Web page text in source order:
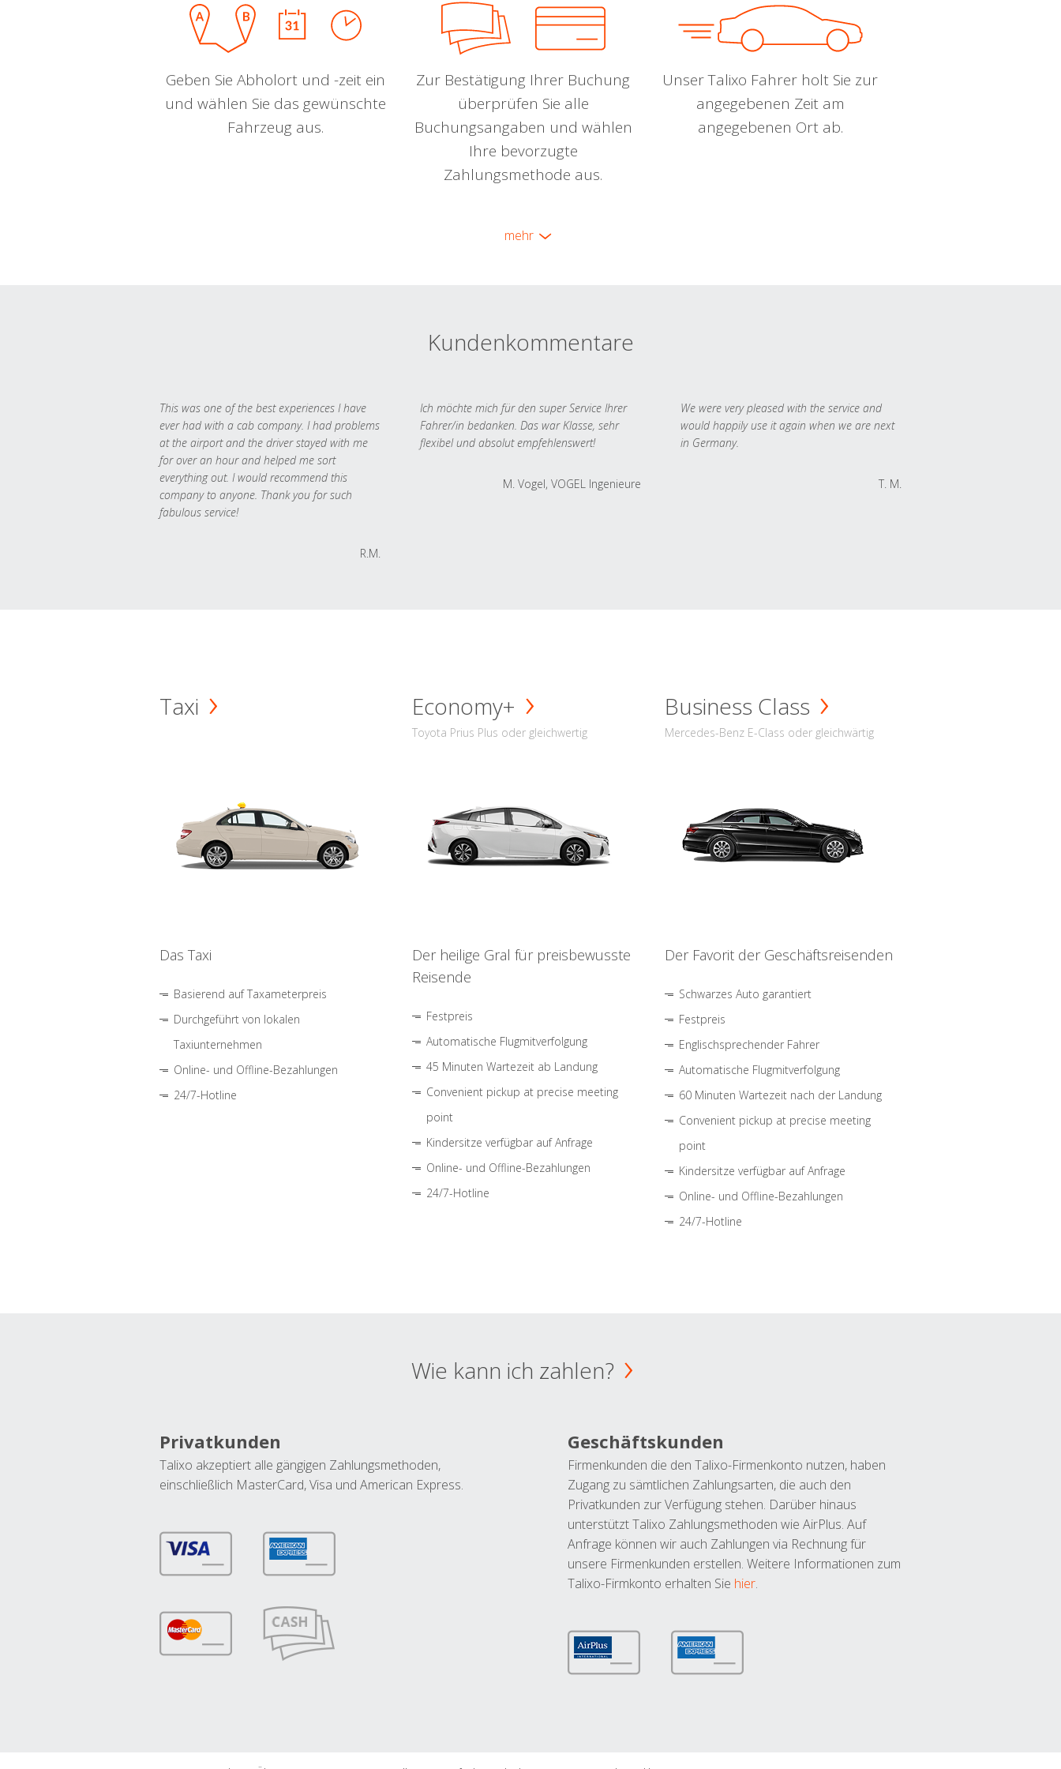
Geben Sie Abholort und -zeit ein
und wählen Sie das gewünschte
Fahrzeug aus.
Zur Bestätigung Ihrer Buchung
überprüfen Sie alle
Buchungsangaben und wählen
Ihre bevorzugte
Zahlungsmethode aus.
Unser Talixo Fahrer holt Sie zur
angegebenen Zeit am
angegebenen Ort ab.
mehr
Kundenkommentare
This was one of the best experiences I have
ever had with a cab company. I had problems
at the airport and the driver stayed with me
for over an hour and helped me sort
everything out. I would recommend this
company to anyone. Thank you for such
fabulous service!
R.M.
Ich möchte mich für den super Service Ihrer
Fahrer/in bedanken. Das war Klasse, sehr
flexibel und absolut empfehlenswert!
M. Vogel, VOGEL Ingenieure
We were very pleased with the service and
would happily use it again when we are next
in Germany.
T. M.
Taxi
Das Taxi
Basierend auf Taxameterpreis
Durchgeführt von lokalen
Taxiunternehmen
Online- und Offline-Bezahlungen
24/7-Hotline
Economy+
Toyota Prius Plus oder gleichwertig
Der heilige Gral für preisbewusste
Reisende
Festpreis
Automatische Flugmitverfolgung
45 Minuten Wartezeit ab Landung
Convenient pickup at precise meeting
point
Kindersitze verfügbar auf Anfrage
Online- und Offline-Bezahlungen
24/7-Hotline
Business Class
Mercedes-Benz E-Class oder gleichwärtig
Der Favorit der Geschäftsreisenden
Schwarzes Auto garantiert
Festpreis
Englischsprechender Fahrer
Automatische Flugmitverfolgung
60 Minuten Wartezeit nach der Landung
Convenient pickup at precise meeting
point
Kindersitze verfügbar auf Anfrage
Online- und Offline-Bezahlungen
24/7-Hotline
Wie kann ich zahlen?
Privatkunden
Talixo akzeptiert alle gängigen Zahlungsmethoden,
einschließlich MasterCard, Visa und American Express.
Geschäftskunden
Firmenkunden die den Talixo-Firmenkonto nutzen, haben
Zugang zu sämtlichen Zahlungsarten, die auch den
Privatkunden zur Verfügung stehen. Darüber hinaus
unterstützt Talixo Zahlungsmethoden wie AirPlus. Auf
Anfrage können wir auch Zahlungen via Rechnung für
unsere Firmenkunden erstellen. Weitere Informationen zum
Talixo-Firmkonto erhalten Sie hier.